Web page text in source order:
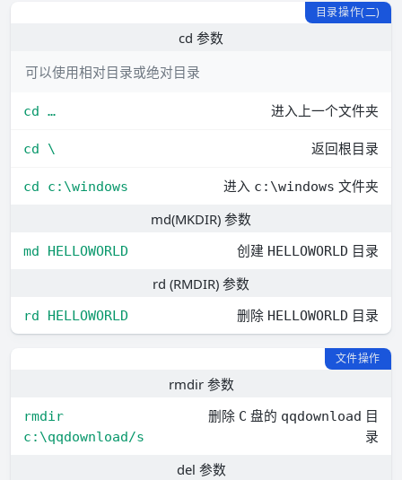
目录操作(二)
cd 参数
可以使用相对目录或绝对目录
cd … 进入上一个文件夹
cd \ 返回根目录
cd c:\windows 进入 c:\windows 文件夹
md(MKDIR) 参数
md HELLOWORLD 创建 HELLOWORLD 目录
rd (RMDIR) 参数
rd HELLOWORLD 删除 HELLOWORLD 目录
文件操作
rmdir 参数
rmdir
c:\qqdownload/s
删除 C 盘的 qqdownload 目
录
del 参数